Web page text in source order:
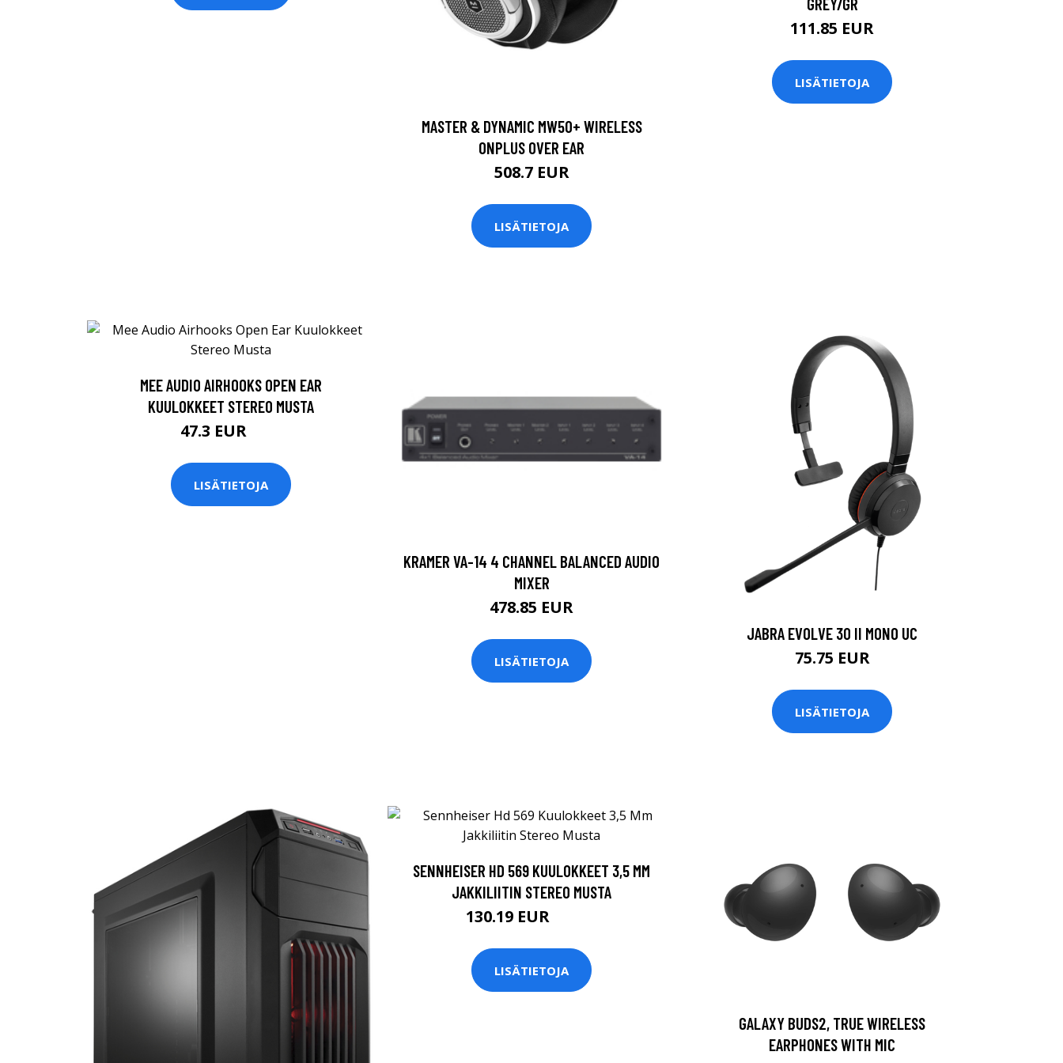
MASTER & DYNAMIC MW50+ WIRELESS
ONPLUS OVER EAR
508.7 EUR
LISÄTIETOJA
111.85 EUR
LISÄTIETOJA
MEE AUDIO AIRHOOKS OPEN EAR
KUULOKKEET STEREO MUSTA
47.3 EUR
LISÄTIETOJA
KRAMER VA-14 4 CHANNEL BALANCED AUDIO
MIXER
478.85 EUR
LISÄTIETOJA
JABRA EVOLVE 30 II MONO UC
75.75 EUR
LISÄTIETOJA
SENNHEISER HD 569 KUULOKKEET 3,5 MM
JAKKILIITIN STEREO MUSTA
130.19 EUR
LISÄTIETOJA
GALAXY BUDS2, TRUE WIRELESS
EARPHONES WITH MIC